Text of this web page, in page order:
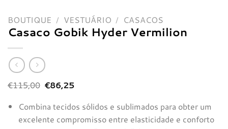
BOUTIQUE / VESTUÁRIO / CASACOS
Casaco Gobik Hyder Vermilion
€115,00 O
preço
original
era:
€115,00.
€86,25O
atual
é:
€86,25.
Combina tecidos sólidos e sublimados para obter um
excelente compromisso entre elasticidade e conforto